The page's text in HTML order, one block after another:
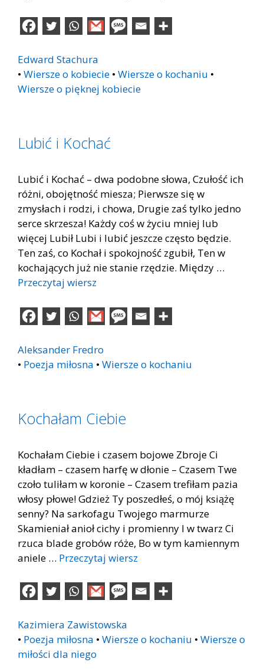
Edward Stachura
• Wiersze o kobiecie • Wiersze o kochaniu •
Wiersze o pięknej kobiecie
Lubić i Kochać
Lubić i Kochać – dwa podobne słowa, Czułość ich
różni, obojętność miesza; Pierwsze się w
zmysłach i rodzi, i chowa, Drugie zaś tylko jedno
serce skrzesza! Każdy coś w życiu mniej lub
więcej Lubił Lubi i lubić jeszcze często będzie.
Ten zaś, co Kochał i spokojność zgubił, Ten w
kochających już nie stanie rzędzie. Między …
Przeczytaj wiersz
Aleksander Fredro
• Poezja miłosna • Wiersze o kochaniu
Kochałam Ciebie
Kochałam Ciebie i czasem bojowe Zbroje Ci
kładłam – czasem harfę w dłonie – Czasem Twe
czoło tuliłam w koronie – Czasem trefiłam pazia
włosy płowe! Gdzież Ty poszedłeś, o mój książę
senny? Na sarkofagu Twojego marmurze
Skamieniał anioł cichy i promienny I w twarz Ci
rzuca blade grobów róże, Bo w tym kamiennym
aniele … Przeczytaj wiersz
Kazimiera Zawistowska
• Poezja miłosna • Wiersze o kochaniu • Wiersze o
miłości dla niego